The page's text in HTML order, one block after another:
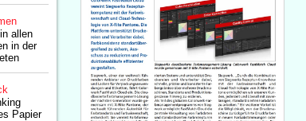
allen
in der
Papier